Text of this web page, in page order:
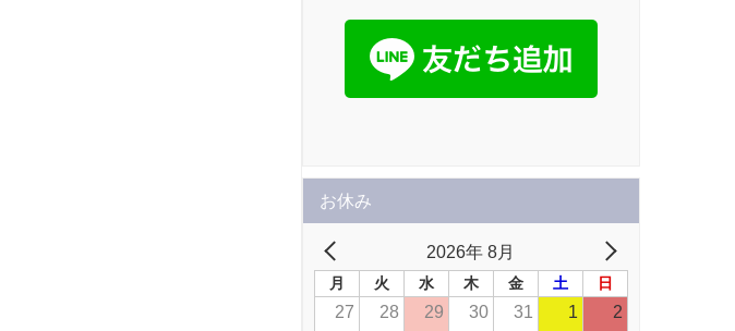
お休み
2026年 8月
月 火 水 木 金 土 日
27 28 29 30 31 1 2